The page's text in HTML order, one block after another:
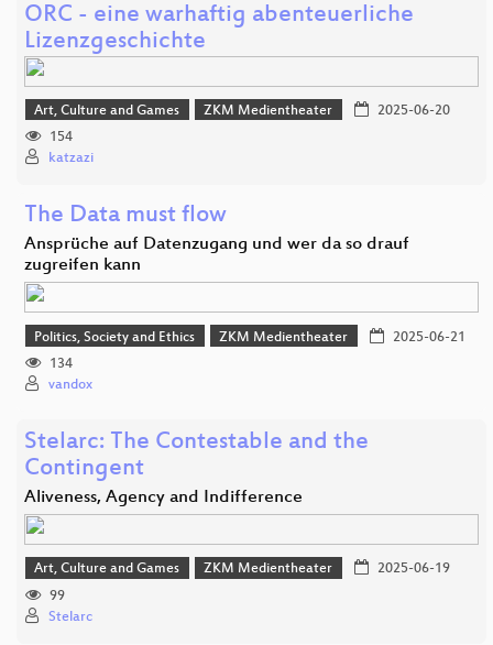
ORC - eine warhaftig abenteuerliche
Lizenzgeschichte
Art, Culture and Games ZKM Medientheater
2025-06-20
154
katzazi
The Data must flow
Ansprüche auf Datenzugang und wer da so drauf
zugreifen kann
Politics, Society and Ethics ZKM Medientheater
2025-06-21
134
vandox
Stelarc: The Contestable and the
Contingent
Aliveness, Agency and Indifference
Art, Culture and Games ZKM Medientheater
2025-06-19
99
Stelarc